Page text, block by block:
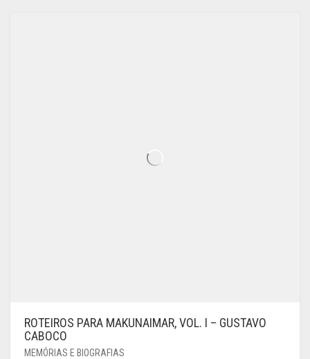
ROTEIROS PARA MAKUNAIMAR, VOL. I – GUSTAVO
CABOCO
MEMÓRIAS E BIOGRAFIAS